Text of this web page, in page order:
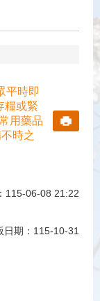
平時即
糧或緊
用藥品
時之
115-06-08 21:22
日期：115-10-31